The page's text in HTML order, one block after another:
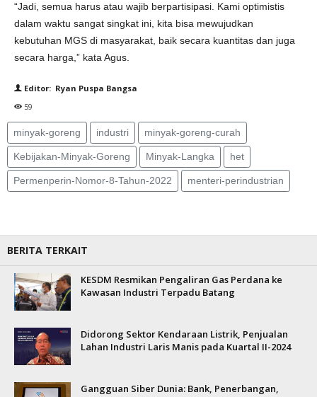
“Jadi, semua harus atau wajib berpartisipasi. Kami optimistis
dalam waktu sangat singkat ini, kita bisa mewujudkan
kebutuhan MGS di masyarakat, baik secara kuantitas dan juga
secara harga,” kata Agus.
Editor: Ryan Puspa Bangsa
59
minyak-goreng industri minyak-goreng-curah
Kebijakan-Minyak-Goreng Minyak-Langka het
Permenperin-Nomor-8-Tahun-2022 menteri-perindustrian
BERITA TERKAIT
KESDM Resmikan Pengaliran Gas Perdana ke
Kawasan Industri Terpadu Batang
Didorong Sektor Kendaraan Listrik, Penjualan
Lahan Industri Laris Manis pada Kuartal II-2024
Gangguan Siber Dunia: Bank, Penerbangan,